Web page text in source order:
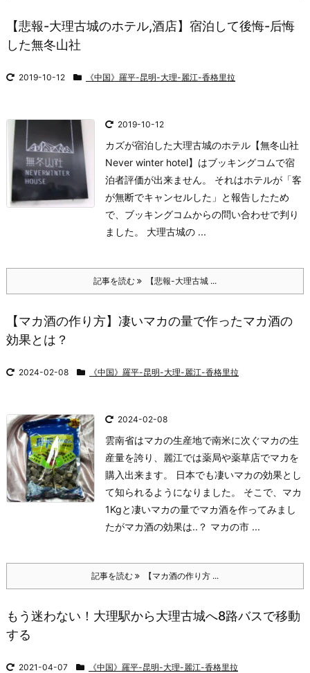
【悲報-大理古城のホテル,酒店】宿泊して後悔-后悔
した無冬山社
2019-10-12 《中国》羅平-昆明-大理-麗江-香格里拉
2019-10-12
カズが宿泊した大理古城のホテル【無冬山社
Never winter hotel】はブッキングコムで宿
泊者評価が出来ません。 それはホテルが「客
が無断でキャンセルした」と報告したため
で、ブッキングコムからの問い合わせで判り
ました。 大理古城の ...
記事を読む 【悲報-大理古城 ...
【マカ酒の作り方】凄いマカの量で作ったマカ酒の
効果とは？
2024-02-08 《中国》羅平-昆明-大理-麗江-香格里拉
2024-02-08
雲南省はマカの生産地で南米に次ぐマカの生
産量を誇り、麗江では薬局や薬草店でマカを
購入出来ます。 日本でも凄いマカの効果とし
て知られるようになりました。 そこで、マカ
1Kgと凄いマカの量でマカ酒を作ってみまし
たがマカ酒の効果は..？ マカの市 ...
記事を読む 【マカ酒の作り方 ...
もう迷わない！大理駅から大理古城へ8路バスで移動
する
2021-04-07 《中国》羅平-昆明-大理-麗江-香格里拉